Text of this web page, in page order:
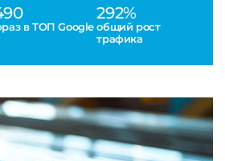
в ТОП Google
292%
общий рост
трафика